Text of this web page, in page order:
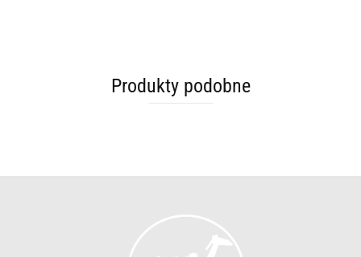
Produkty podobne